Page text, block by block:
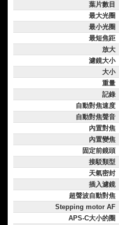
葉片數目
最大光圈
最小光圈
最短焦距
放大
濾鏡大小
大小
重量
記錄
自動對焦速度
自動對焦聲音
內置對焦
內置變焦
固定前鏡頭
接駁類型
天氣密封
插入濾鏡
超聲波自動對焦
Stepping motor AF
APS-C大小的圈